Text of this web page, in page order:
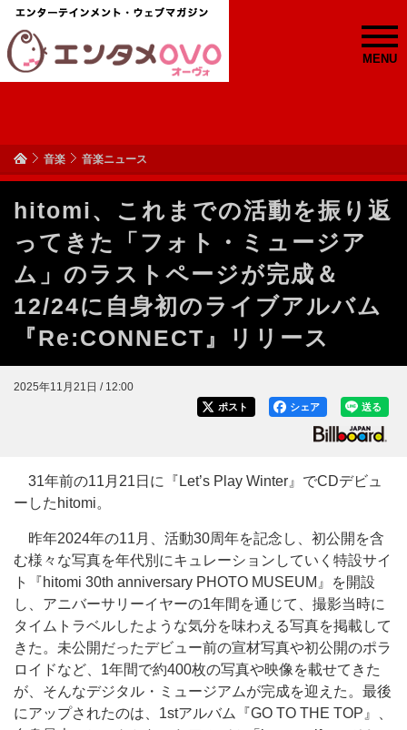
MENU
音楽 音楽ニュース
hitomi、これまでの活動を振り返
ってきた「フォト・ミュージア
ム」のラストページが完成＆
12/24に自身初のライブアルバム
『Re:CONNECT』リリース
2025年11月21日 / 12:00
送る
シェア
ポスト
31年前の11月21日に『Let’s Play Winter』でCDデビュ
ーしたhitomi。
昨年2024年の11月、活動30周年を記念し、初公開を含
む様々な写真を年代別にキュレーションしていく特設サイ
ト『hitomi 30th anniversary PHOTO MUSEUM』を開設
し、アニバーサリーイヤーの1年間を通じて、撮影当時に
タイムトラベルしたような気分を味わえる写真を掲載して
きた。未公開だったデビュー前の宣材写真や初公開のポラ
ロイドなど、1年間で約400枚の写真や映像を載せてきた
が、そんなデジタル・ミュージアムが完成を迎えた。最後
にアップされたのは、1stアルバム『GO TO THE TOP』、